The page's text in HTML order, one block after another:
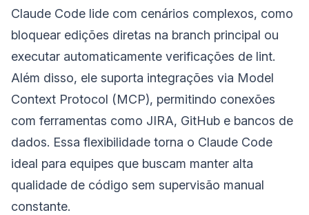
Claude Code lide com cenários complexos, como
bloquear edições diretas na branch principal ou
executar automaticamente verificações de lint.
Além disso, ele suporta integrações via Model
Context Protocol (MCP), permitindo conexões
com ferramentas como JIRA, GitHub e bancos de
dados. Essa flexibilidade torna o Claude Code
ideal para equipes que buscam manter alta
qualidade de código sem supervisão manual
constante.